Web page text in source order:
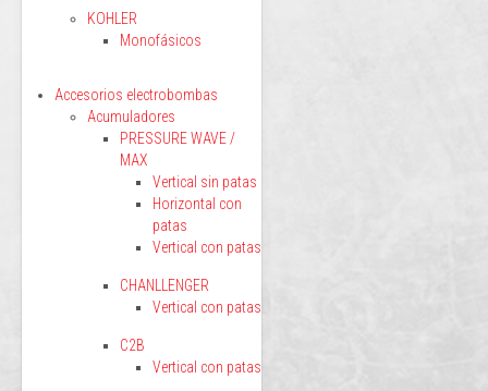
KOHLER
Monofásicos
Accesorios electrobombas
Acumuladores
PRESSURE WAVE /
MAX
Vertical sin patas
Horizontal con
patas
Vertical con patas
CHANLLENGER
Vertical con patas
C2B
Vertical con patas